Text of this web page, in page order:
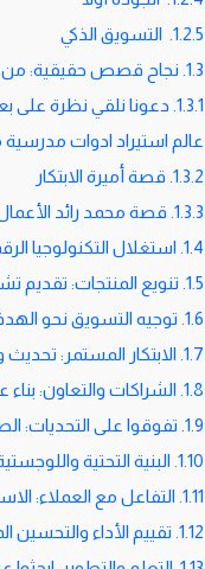
1.2.5. التسويق الذكي
1.3. نجاح قصص حقيقية: من
1.3.1. دعونا نلقي نظرة
عالم استيراد ادوات
1.3.2. قصة أميرة الابتكار
1.3.3. قصة محمد رائد
1.4. استغلال التكنولوجيا
1.5. تنويع المنتجات: تقديم
1.6. توجيه التسويق نحو
1.7. الابتكار المستمر:
1.8. الشراكات والتعاون:
1.9. تفوقوا على التحديات:
1.10. البنية التحتية
1.11. التفاعل مع العملاء:
1.12. تقييم الأداء والتحسين